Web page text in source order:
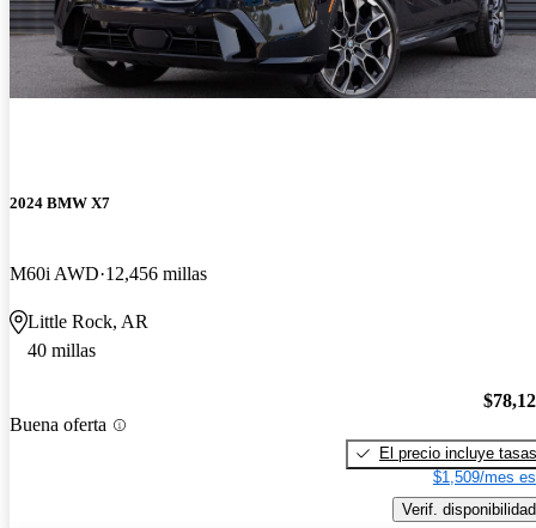
2024 BMW X7
M60i AWD 12,456 millas
Little Rock, AR
40 millas
Buena oferta
El precio incluye tasas
$1,509/mes
Verif. disponibilidad